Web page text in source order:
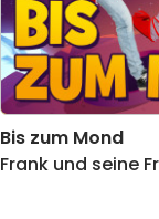
Bis zum Mond
Frank und seine